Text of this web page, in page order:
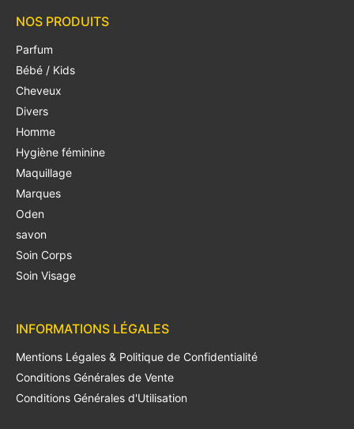
NOS PRODUITS
Parfum
Bébé / Kids
Cheveux
Divers
Homme
Hygiène féminine
Maquillage
Marques
Oden
savon
Soin Corps
Soin Visage
INFORMATIONS LÉGALES
Mentions Légales & Politique de Confidentialité
Conditions Générales de Vente
Conditions Générales d'Utilisation